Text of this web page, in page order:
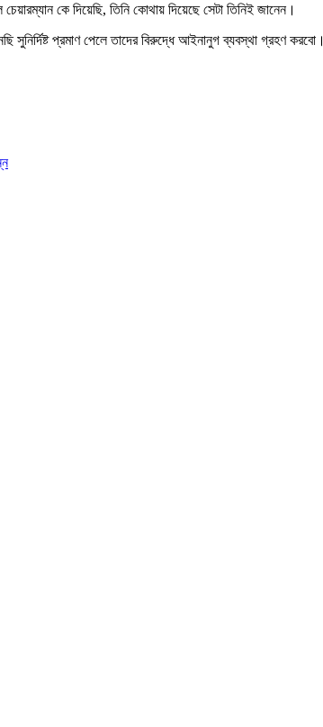
কে দিয়েছি, তিনি কোথায় দিয়েছে সেটা তিনিই জানেন।
সুনির্দিষ্ট প্রমাণ পেলে তাদের বিরুদ্ধে আইনানুগ ব্যবস্থা গ্রহণ করবো।